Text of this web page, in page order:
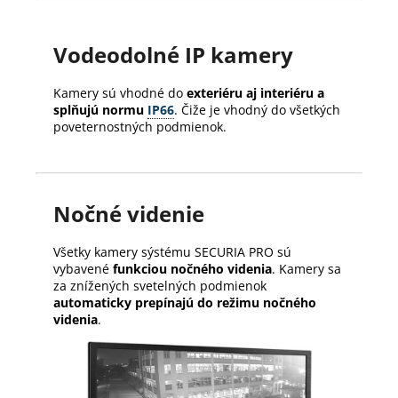
Vodeodolné IP kamery
Kamery sú vhodné do exteriéru aj interiéru a
splňujú normu IP66. Čiže je vhodný do všetkých
poveternostných podmienok.
Nočné videnie
Všetky kamery sýstému SECURIA PRO sú
vybavené funkciou nočného videnia. Kamery sa
za znížených svetelných podmienok
automaticky prepínajú do režimu nočného
videnia.